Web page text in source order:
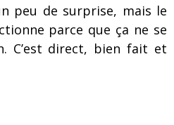
peu de surprise, mais le
parce que ça ne se
C’est direct, bien fait et